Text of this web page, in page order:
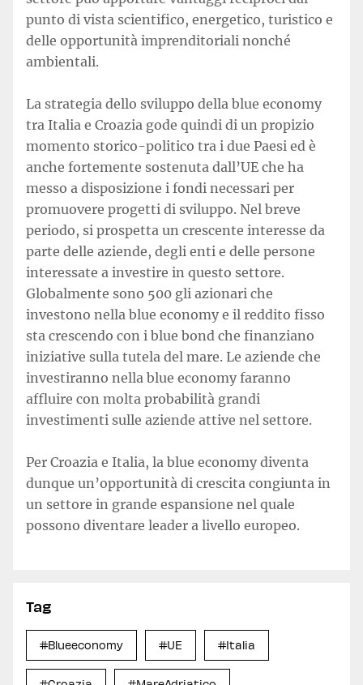
punto di vista scientifico, energetico, turistico e
delle opportunità imprenditoriali nonché
ambientali.
La strategia dello sviluppo della blue economy
tra Italia e Croazia gode quindi di un propizio
momento storico-politico tra i due Paesi ed è
anche fortemente sostenuta dall’UE che ha
messo a disposizione i fondi necessari per
promuovere progetti di sviluppo. Nel breve
periodo, si prospetta un crescente interesse da
parte delle aziende, degli enti e delle persone
interessate a investire in questo settore.
Globalmente sono 500 gli azionari che
investono nella blue economy e il reddito fisso
sta crescendo con i blue bond che finanziano
iniziative sulla tutela del mare. Le aziende che
investiranno nella blue economy faranno
affluire con molta probabilità grandi
investimenti sulle aziende attive nel settore.
Per Croazia e Italia, la blue economy diventa
dunque un’opportunità di crescita congiunta in
un settore in grande espansione nel quale
possono diventare leader a livello europeo.
Tag
#Blueeconomy #UE #Italia